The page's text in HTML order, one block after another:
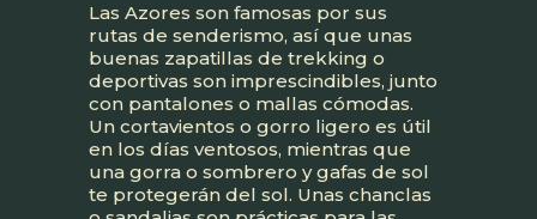
Las Azores son famosas por sus
rutas de senderismo, así que unas
buenas zapatillas de trekking o
deportivas son imprescindibles, junto
con pantalones o mallas cómodas.
Un cortavientos o gorro ligero es útil
en los días ventosos, mientras que
una gorra o sombrero y gafas de sol
te protegerán del sol. Unas chanclas